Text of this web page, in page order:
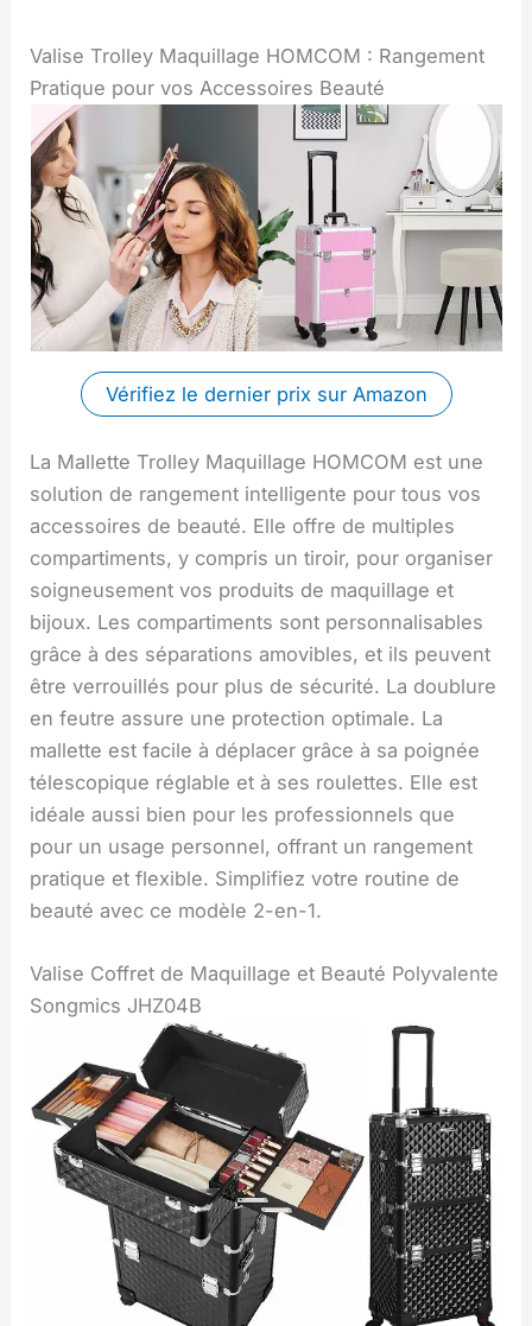
Valise Trolley Maquillage HOMCOM : Rangement
Pratique pour vos Accessoires Beauté
Vérifiez le dernier prix sur Amazon
La Mallette Trolley Maquillage HOMCOM est une
solution de rangement intelligente pour tous vos
accessoires de beauté. Elle offre de multiples
compartiments, y compris un tiroir, pour organiser
soigneusement vos produits de maquillage et
bijoux. Les compartiments sont personnalisables
grâce à des séparations amovibles, et ils peuvent
être verrouillés pour plus de sécurité. La doublure
en feutre assure une protection optimale. La
mallette est facile à déplacer grâce à sa poignée
télescopique réglable et à ses roulettes. Elle est
idéale aussi bien pour les professionnels que
pour un usage personnel, offrant un rangement
pratique et flexible. Simplifiez votre routine de
beauté avec ce modèle 2-en-1.
Valise Coffret de Maquillage et Beauté Polyvalente
Songmics JHZ04B